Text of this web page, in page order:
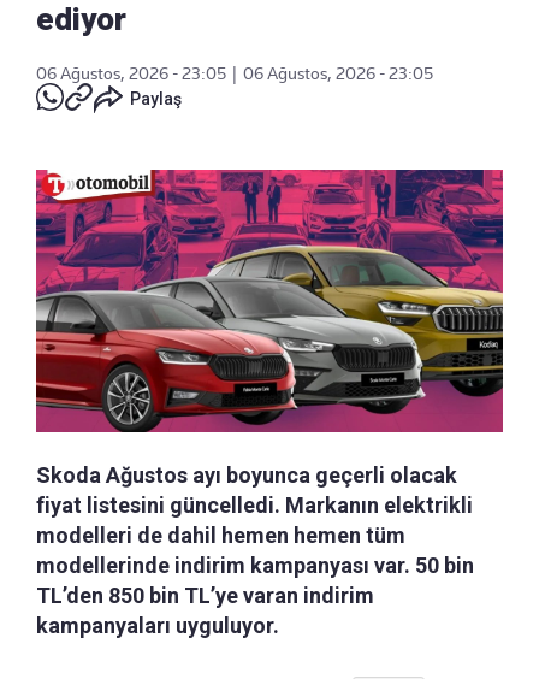
ediyor
06 Ağustos, 2026 - 23:05
06 Ağustos, 2026 - 23:05
Paylaş
Skoda Ağustos ayı boyunca geçerli olacak
fiyat listesini güncelledi. Markanın elektrikli
modelleri de dahil hemen hemen tüm
modellerinde indirim kampanyası var. 50 bin
TL’den 850 bin TL’ye varan indirim
kampanyaları uyguluyor.